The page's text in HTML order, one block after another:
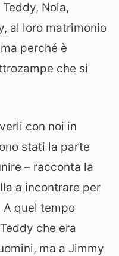
Nola,
al loro matrimonio
perché è
che si
con noi in
stati la parte
– racconta la
a incontrare per
quel tempo
che era
ma a Jimmy